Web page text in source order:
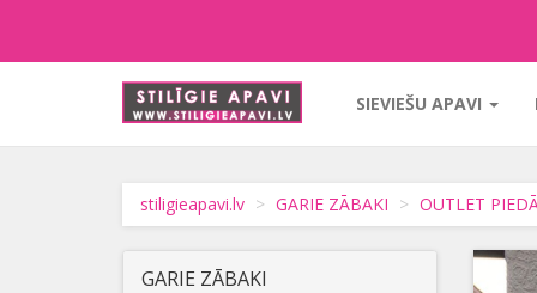
SIEVIEŠU APAVI
stiligieapavi.lv GARIE ZĀBAKI OUTLET
GARIE ZĀBAKI